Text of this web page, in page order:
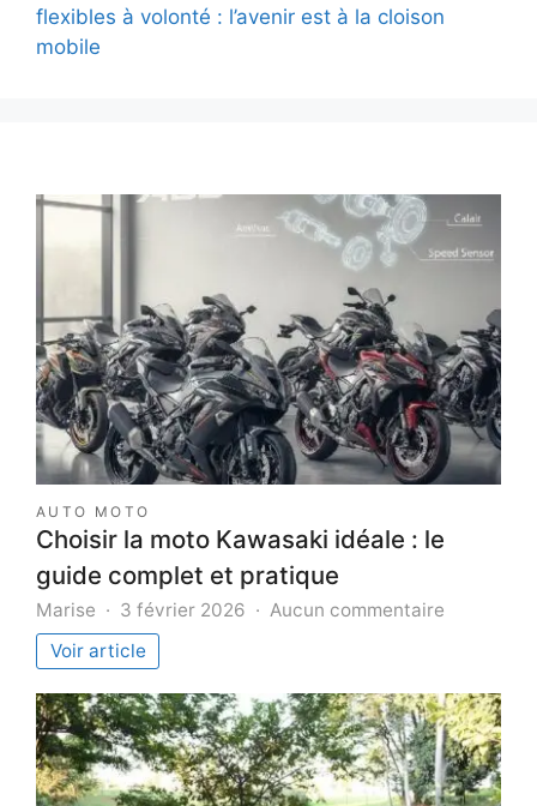
flexibles à volonté : l’avenir est à la cloison
mobile
AUTO MOTO
Choisir la moto Kawasaki idéale : le
guide complet et pratique
Marise 3 février 2026 Aucun commentaire
Kawasaki
idéale
:
le
Voir article